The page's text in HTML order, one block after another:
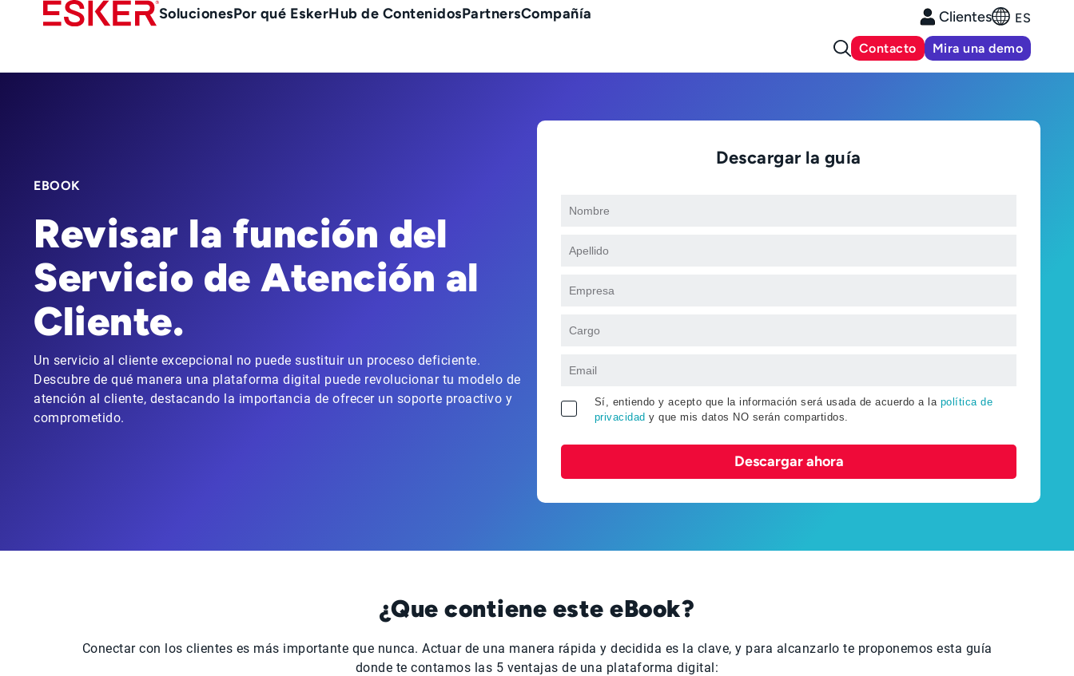
content
Main
SolucionesPor qué EskerHub de ContenidosPartnersCompañía Clientes ES
Contacto Mira una demo
EBOOK
Revisar la función del
Servicio de Atención al
Cliente.
Un servicio al cliente excepcional no puede sustituir un proceso deficiente.
Descubre de qué manera una plataforma digital puede revolucionar tu modelo de
atención al cliente, destacando la importancia de ofrecer un soporte proactivo y
comprometido.
Descargar la guía
Sí, entiendo y acepto que la información será usada de acuerdo a la política de
privacidad y que mis datos NO serán compartidos.
Descargar ahora
¿Que contiene este eBook?
Conectar con los clientes es más importante que nunca. Actuar de una manera rápida y decidida es la clave, y para alcanzarlo te proponemos esta guía
donde te contamos las 5 ventajas de una plataforma digital: